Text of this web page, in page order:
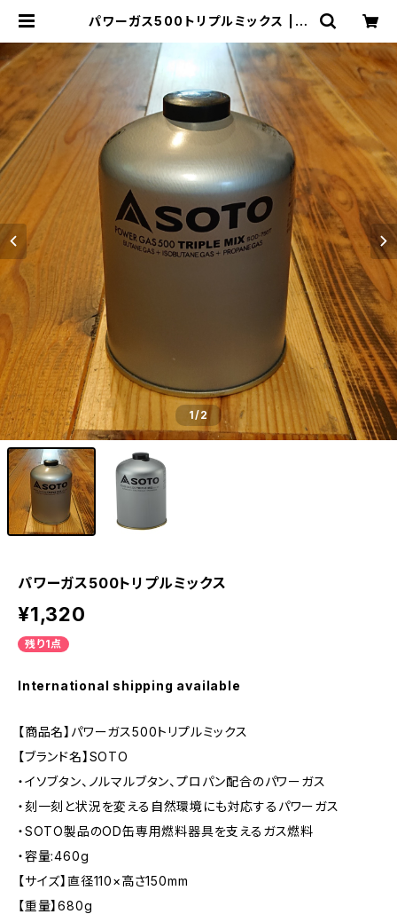
パワーガス500トリプルミックス | T
1/2
パワーガス500トリプルミックス
¥1,320
残り1点
International shipping available
【商品名】パワーガス500トリプルミックス
【ブランド名】SOTO
・イソブタン、ノルマルブタン、プロパン配合のパワーガス
・刻一刻と状況を変える自然環境にも対応するパワーガス
・SOTO製品のOD缶専用燃料器具を支えるガス燃料
・容量:460g
【サイズ】直径110×高さ150mm
【重量】680g